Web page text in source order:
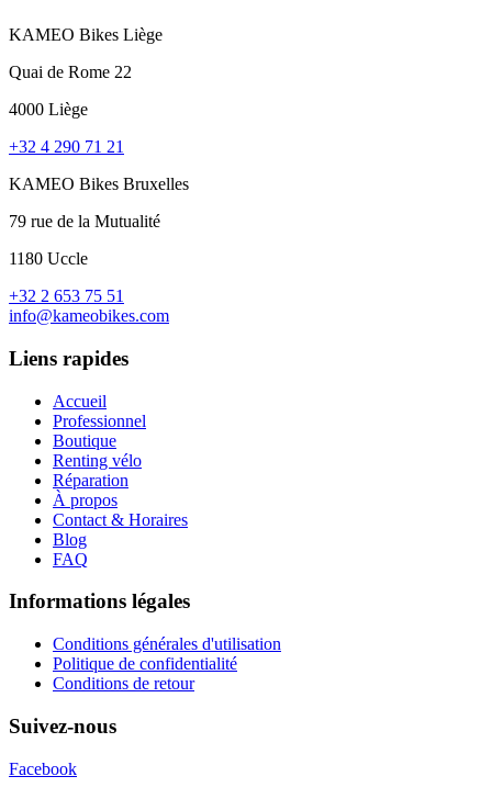
KAMEO Bikes Liège
Quai de Rome 22
4000 Liège
+32 4 290 71 21
KAMEO Bikes Bruxelles
79 rue de la Mutualité
1180 Uccle
+32 2 653 75 51
info@kameobikes.com
Liens rapides
Accueil
Professionnel
Boutique
Renting vélo
Réparation
À propos
Contact & Horaires
Blog
FAQ
Informations légales
Conditions générales d'utilisation
Politique de confidentialité
Conditions de retour
Suivez-nous
Facebook